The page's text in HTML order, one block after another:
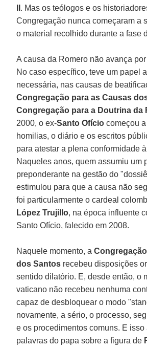
. Mas os teólogos e os
Congregação nunca começaram a
o material recolhido durante a fase
A causa da Romero não avança
No caso específico, teve um papel
necessária, nas causas de
Congregação para as Causas
Congregação para a Doutrina da
2000, o ex-Santo Ofíciocomeçou
homilias, o diário e os escritos
para atestar a plena conformidade
Naqueles anos, quem assumiu um
preponderante na gestão do
estimulou para que a causa não
foi particularmente o cardeal
López Trujillo, na época influente
Santo Ofício, falecido em 2008.
Naquele momento, a
dos Santos recebeu disposições
sentido dilatório. E, desde então, o
vaticano não recebeu nenhuma
capaz de desbloquear o modo
novamente, a sério, o processo,
e os procedimentos comuns. E isso
palavras do papa sobre a figura de